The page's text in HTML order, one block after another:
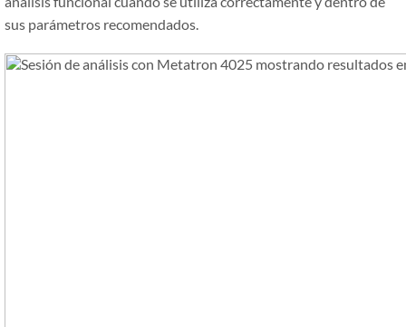
sus parámetros recomendados.